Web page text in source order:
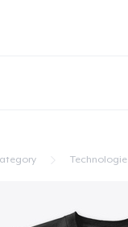
Technologie